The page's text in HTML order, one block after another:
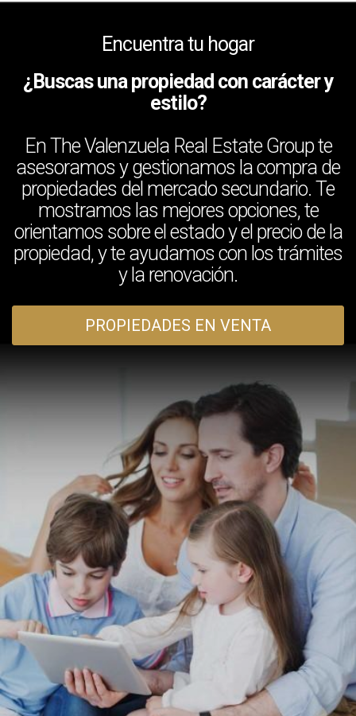
Encuentra tu hogar
¿Buscas una propiedad con carácter y
estilo?
En The Valenzuela Real Estate Group te
asesoramos y gestionamos la compra de
propiedades del mercado secundario. Te
mostramos las mejores opciones, te
orientamos sobre el estado y el precio de la
propiedad, y te ayudamos con los trámites
y la renovación.
PROPIEDADES EN VENTA